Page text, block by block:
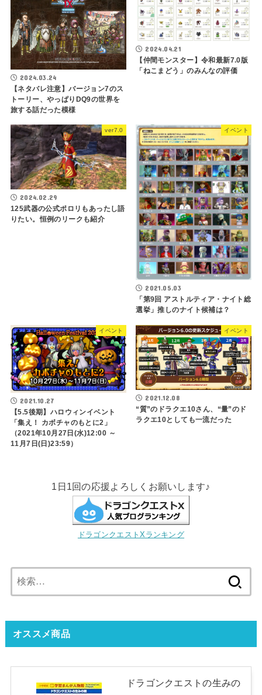
2024.03.24
【ネタバレ注意】バージョン7のス
トーリー、やっぱりDQ9の世界を
旅する話だった模様
2024.04.21
【仲間モンスター】令和最新7.0版
「ねこまどう」のみんなの評価
ver7.0
2024.02.29
125武器の公式ポロリもあったし語
りたい。恒例のリークも紹介
イベント
2021.05.03
「第9回 アストルティア・ナイト総
選挙」推しのナイト候補は？
イベント
2021.10.27
【5.5後期】ハロウィンイベント
「集え！ カボチャのもとに2」
（2021年10月27日(水)12:00 ～
11月7日(日)23:59）
イベント
2021.12.08
“質”のドラクエ10さん、“量”のド
ラクエ10としても一流だった
1日1回の応援よろしくお願いします♪
ドラゴンクエストXランキング
索:
オススメ商品
ドラゴンクエストの生みの